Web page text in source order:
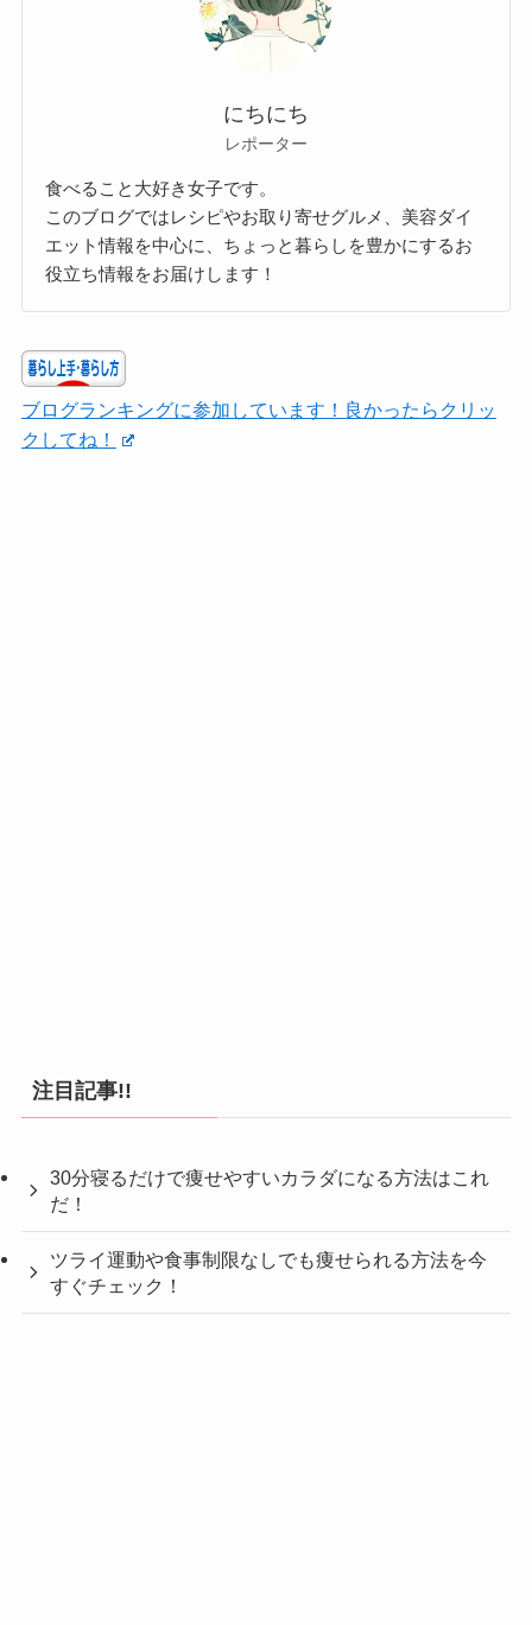
にちにち
レポーター
食べること大好き女子です。
このブログではレシピやお取り寄せグルメ、美容ダイ
エット情報を中心に、ちょっと暮らしを豊かにするお
役立ち情報をお届けします！
ブログランキングに参加しています！良かったらクリッ
クしてね！
注目記事!!
30分寝るだけで痩せやすいカラダになる方法はこれ
だ！
ツライ運動や食事制限なしでも痩せられる方法を今
すぐチェック！